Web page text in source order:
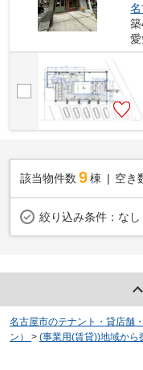
該当物件数 9棟 空き
絞り込み条件： なし
名古屋市のテナント・貸店舗
ン）
> (事業用(賃貸))地域から